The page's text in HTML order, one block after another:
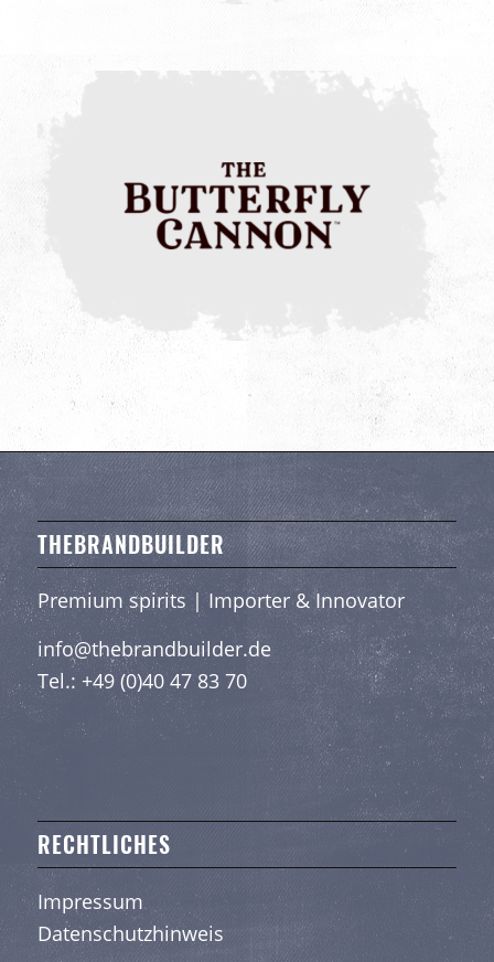
THEBRANDBUILDER
Premium spirits | Importer & Innovator
info@thebrandbuilder.de
Tel.: +49 (0)40 47 83 70
RECHTLICHES
Impressum
Datenschutzhinweis